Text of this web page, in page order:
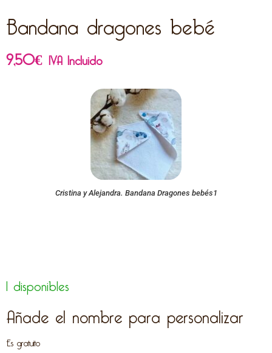
Bandana dragones bebé
9,50€ IVA Incluido
Cristina y Alejandra. Bandana Dragones bebés1
1 disponibles
Añade el nombre para personalizar
Es gratuito